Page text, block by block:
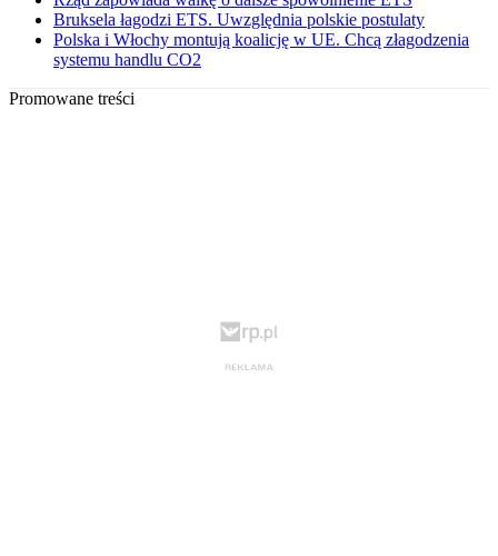
Bruksela łagodzi ETS. Uwzględnia polskie postulaty
Polska i Włochy montują koalicję w UE. Chcą złagodzenia
systemu handlu CO2
Promowane treści